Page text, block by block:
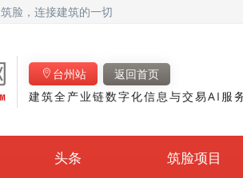
筑脸，连接建筑的一切
台州站
返回首页
建筑全产业链数字化信息与交易AI服
头条 筑脸项目